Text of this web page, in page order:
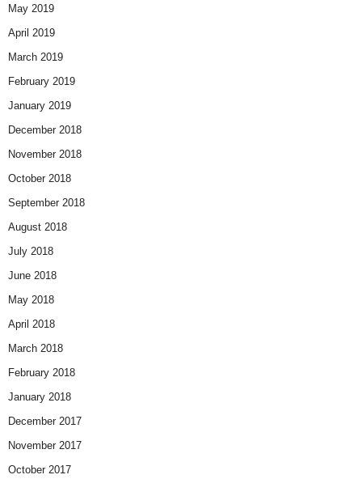
May 2019
April 2019
March 2019
February 2019
January 2019
December 2018
November 2018
October 2018
September 2018
August 2018
July 2018
June 2018
May 2018
April 2018
March 2018
February 2018
January 2018
December 2017
November 2017
October 2017